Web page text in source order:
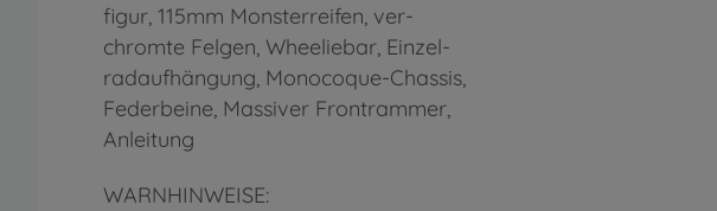
figur, 115mm Monsterreifen, ver-
chromte Felgen, Wheeliebar, Einzel-
radaufhängung, Monocoque-Chassis,
Federbeine, Massiver Frontrammer,
Anleitung
WARNHINWEISE: